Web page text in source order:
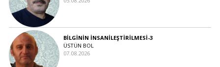
BİLGİNİN İNSANİLEŞTİRİLMESİ-3
ÜSTÜN BOL
07.08.2026